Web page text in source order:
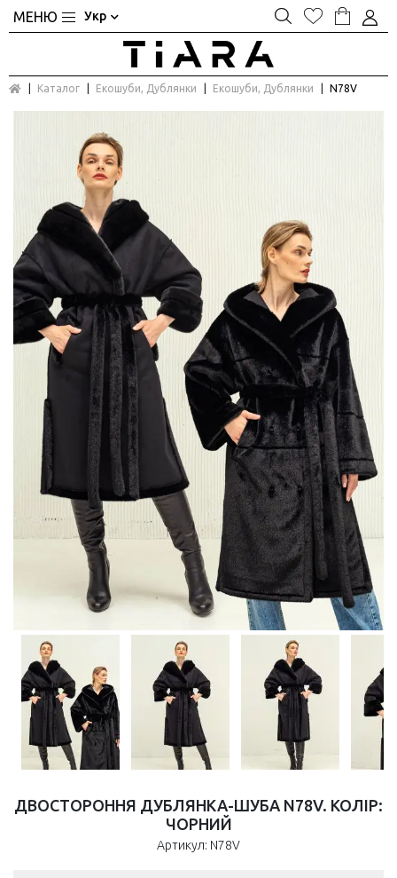
Укр
Каталог Екошуби, Дублянки Екошуби, Дублянки N78V
ДВОСТОРОННЯ ДУБЛЯНКА-ШУБА N78V. КОЛІР:
ЧОРНИЙ
Артикул: N78V